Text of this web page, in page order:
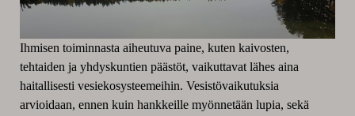
Ihmisen toiminnasta aiheutuva paine, kuten kaivosten,
tehtaiden ja yhdyskuntien päästöt, vaikuttavat lähes aina
haitallisesti vesiekosysteemeihin. Vesistövaikutuksia
arvioidaan, ennen kuin hankkeille myönnetään lupia, sekä